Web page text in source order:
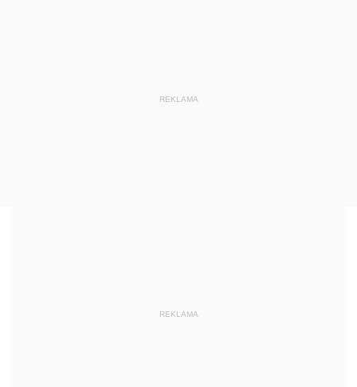
REKLAMA
REKLAMA